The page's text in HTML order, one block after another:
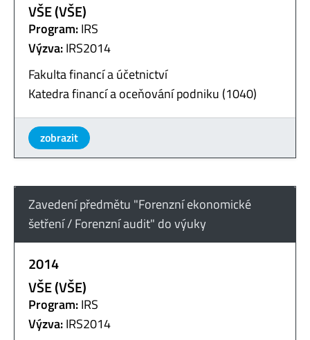
VŠE (VŠE)
Program:IRS
Výzva:IRS2014
Fakulta financí a účetnictví
Katedra financí a oceňování podniku (1040)
zobrazit
Zavedení předmětu "Forenzní ekonomické
šetření / Forenzní audit" do výuky
2014
VŠE (VŠE)
Program:IRS
Výzva:IRS2014